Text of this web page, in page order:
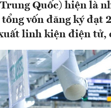
Quốc) hiện là
vốn đăng ký đạt
linh kiện điện tử,